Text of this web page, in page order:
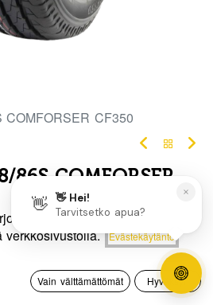
Lisää ostoskoriin
0
Toivelista Tili
COMFORSER CF350
86S COMFORSER
329869
sinulle paremman
verkkosivustolla.
Evästekäytäntö
Vain välttämättömät Hyväksyn